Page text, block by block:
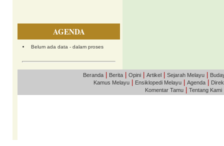
AGENDA
Belum ada data - dalam proses
Beranda Berita Opini Artikel Sejarah Melayu
Kamus Melayu
Ensiklopedi Melayu Agenda
Komentar Tamu
Tentang Kami